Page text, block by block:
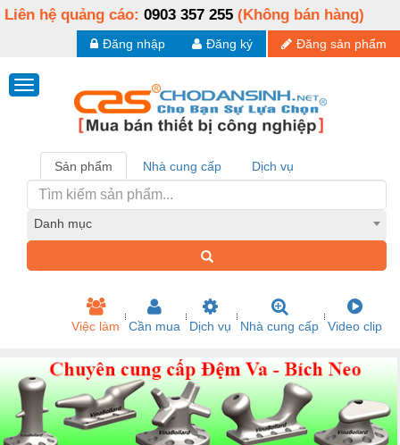
Liên hệ quảng cáo: 0903 357 255 (Không bán hàng)
Đăng sản phẩm
Đăng ký
Đăng nhập
Sản phẩm Nhà cung cấp Dịch vụ
Danh mục
Việc làm Cần mua Dịch vụ Nhà cung cấp Video clip